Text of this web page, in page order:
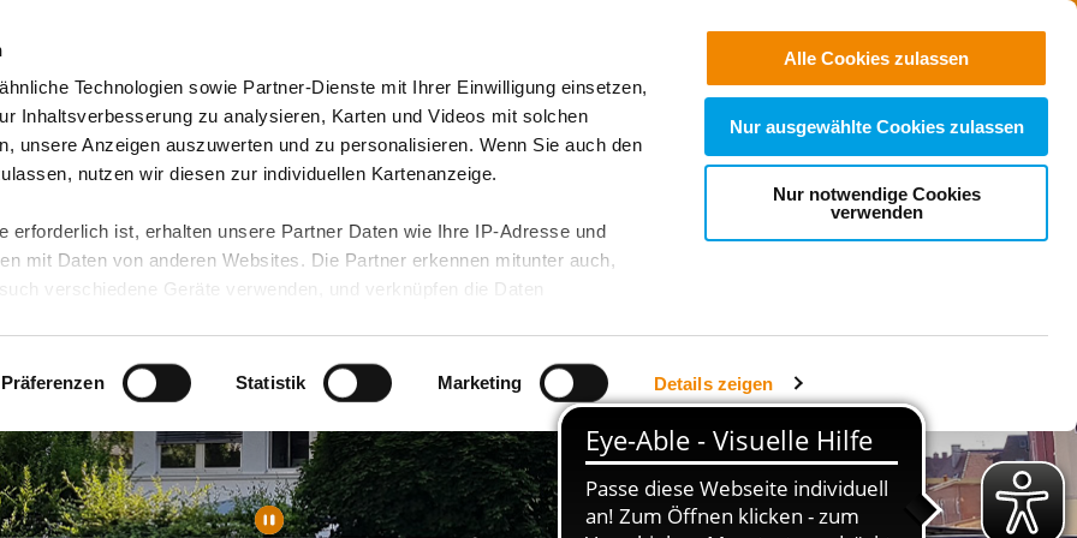
Technologien sowie Partner-Dienste mit Ihrer Einwilligung einsetzen,
Inhaltsverbesserung zu analysieren, Karten und Videos mit solchen
unsere Anzeigen auszuwerten und zu personalisieren. Wenn Sie auch den
nutzen wir diesen zur individuellen Kartenanzeige.
erforderlich ist, erhalten unsere Partner Daten wie Ihre IP-Adresse und
mit Daten von anderen Websites. Die Partner erkennen mitunter auch,
verschiedene Geräte verwenden, und verknüpfen die Daten
Daten führen kann.
unserenDatenschutzhinweisenund in unsererCookie-Übersicht
. Wenn
Funktionen für diese Zwecke aktiviert sind, müssen Sie alle Cookie-
mittels nachfolgender Buttons über Ihre Einwilligung für diese
erteilte Einwilligung stets für die Zukunft widerrufen. Bitte beachten Sie:
Präferenzen Statistik Marketing Details zeigen
Alle Cookies zulassen
Nur ausgewählte Cookies zulassen
Nur notwendige Cookies
verwenden
Suchen
& Angebote Presse & Themen Jobs & Karriere Spenden
Jobs